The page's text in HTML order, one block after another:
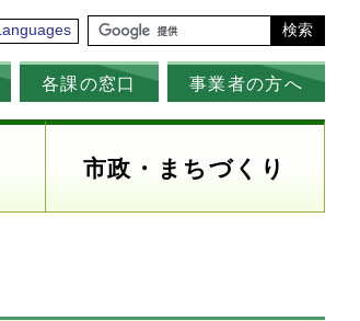
検索
各課の窓口 事業者の方へ
市政・まちづくり